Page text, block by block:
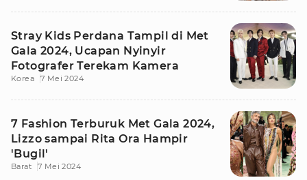
Stray Kids Perdana Tampil di Met
Gala 2024, Ucapan Nyinyir
Fotografer Terekam Kamera
Korea 7 Mei 2024
7 Fashion Terburuk Met Gala 2024,
Lizzo sampai Rita Ora Hampir
'Bugil'
Barat 7 Mei 2024